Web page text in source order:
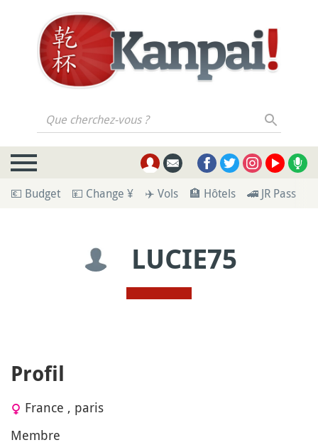
Que cherchez-vous ?
💶 Budget 💴 Change ¥ ✈️ Vols 🏨 Hôtels 🚄 JR Pass
LUCIE75
Profil
France , paris
Membre